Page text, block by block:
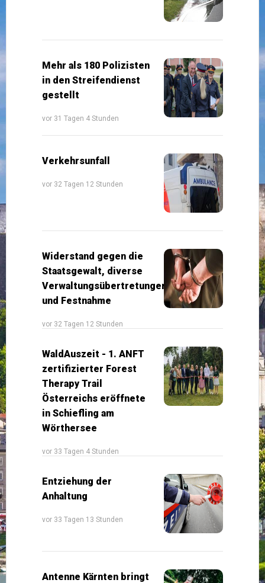
Mehr als 180 Polizisten
in den Streifendienst
gestellt
vor 31 Tagen 4 Stunden
Verkehrsunfall
vor 32 Tagen 12 Stunden
Widerstand gegen die
Staatsgewalt, diverse
Verwaltungsübertretungen
und Festnahme
vor 32 Tagen 12 Stunden
WaldAuszeit - 1. ANFT
zertifizierter Forest
Therapy Trail
Österreichs eröffnete
in Schiefling am
Wörthersee
vor 33 Tagen 4 Stunden
Entziehung der
Anhaltung
vor 33 Tagen 13 Stunden
Antenne Kärnten bringt